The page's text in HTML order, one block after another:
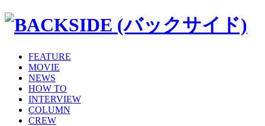
FEATURE
MOVIE
NEWS
HOW TO
INTERVIEW
COLUMN
CREW